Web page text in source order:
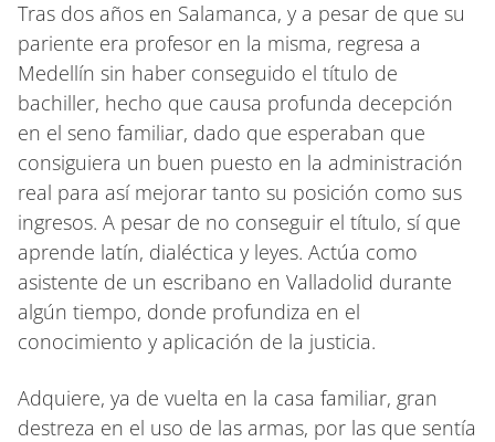
Tras dos años en Salamanca, y a pesar de que su
pariente era profesor en la misma, regresa a
Medellín sin haber conseguido el título de
bachiller, hecho que causa profunda decepción
en el seno familiar, dado que esperaban que
consiguiera un buen puesto en la administración
real para así mejorar tanto su posición como sus
ingresos. A pesar de no conseguir el título, sí que
aprende latín, dialéctica y leyes. Actúa como
asistente de un escribano en Valladolid durante
algún tiempo, donde profundiza en el
conocimiento y aplicación de la justicia.
Adquiere, ya de vuelta en la casa familiar, gran
destreza en el uso de las armas, por las que sentía